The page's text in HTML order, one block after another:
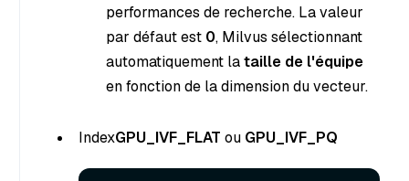
performances de recherche. La valeur
par défaut est 0, Milvus sélectionnant
automatiquement lataille de l'équipe
en fonction de la dimension du vecteur.
IndexGPU_IVF_FLAT ou GPU_IVF_PQ